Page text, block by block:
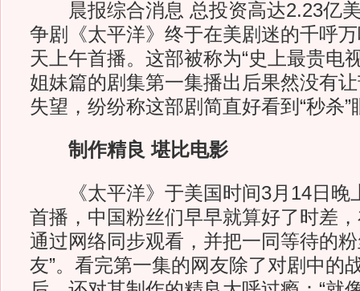
晨报综合消息 总投资高达2.23亿美
争剧《太平洋》终于在美剧迷的千呼
天上午首播。这部被称为“史上最贵电
姐妹篇的剧集第一集播出后果然没有
失望，纷纷称这部剧简直好看到“秒杀”
制作精良 堪比电影
《太平洋》于美国时间3月14日晚
首播，中国粉丝们早早就算好了时差
通过网络同步观看，并把一同等待的
友”。看完第一集的网友除了对剧中的